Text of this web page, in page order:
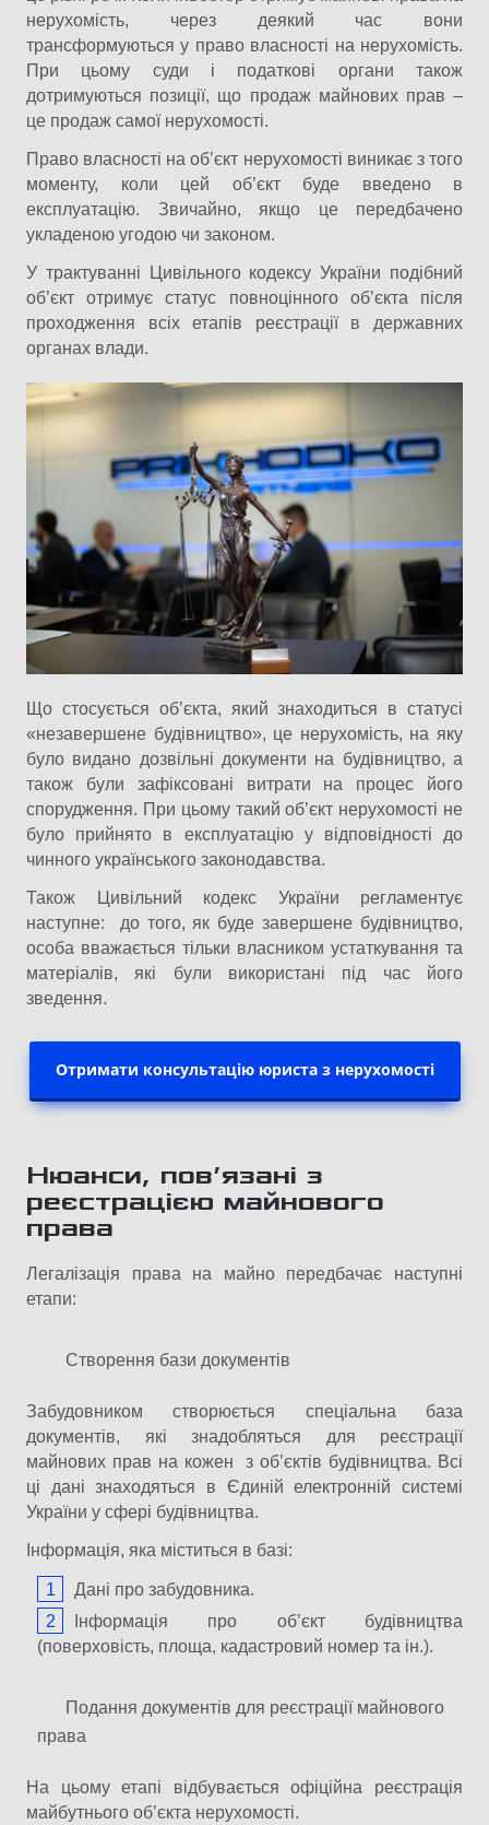
нерухомість, через деякий час вони
трансформуються у право власності на нерухомість.
При цьому суди і податкові органи також
дотримуються позиції, що продаж майнових прав –
це продаж самої нерухомості.
Право власності на об’єкт нерухомості виникає з того
моменту, коли цей об’єкт буде введено в
експлуатацію. Звичайно, якщо це передбачено
укладеною угодою чи законом.
У трактуванні Цивільного кодексу України подібний
об’єкт отримує статус повноцінного об’єкта після
проходження всіх етапів реєстрації в державних
органах влади.
Що стосується об’єкта, який знаходиться в статусі
«незавершене будівництво», це нерухомість, на яку
було видано дозвільні документи на будівництво, а
також були зафіксовані витрати на процес його
спорудження. При цьому такий об’єкт нерухомості не
було прийнято в експлуатацію у відповідності до
чинного українського законодавства.
Також Цивільний кодекс України регламентує
наступне: до того, як буде завершене будівництво,
особа вважається тільки власником устаткування та
матеріалів, які були використані під час його
зведення.
Отримати консультацію юриста з нерухомості
Нюанси, пов’язані з
реєстрацією майнового
права
Легалізація права на майно передбачає наступні
етапи:
Створення бази документів
Забудовником створюється спеціальна база
документів, які знадобляться для реєстрації
майнових прав на кожен з об’єктів будівництва. Всі
ці дані знаходяться в Єдиній електронній системі
України у сфері будівництва.
Інформація, яка міститься в базі:
Дані про забудовника.
Інформація про об’єкт будівництва
(поверховість, площа, кадастровий номер та ін.).
Подання документів для реєстрації майнового
права
На цьому етапі відбувається офіційна реєстрація
майбутнього об’єкта нерухомості.